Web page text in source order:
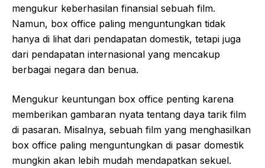
mengukur keberhasilan finansial sebuah film.
Namun, box office paling menguntungkan tidak
hanya di lihat dari pendapatan domestik, tetapi juga
dari pendapatan internasional yang mencakup
berbagai negara dan benua.
Mengukur keuntungan box office penting karena
memberikan gambaran nyata tentang daya tarik film
di pasaran. Misalnya, sebuah film yang menghasilkan
box office paling menguntungkan di pasar domestik
mungkin akan lebih mudah mendapatkan sekuel.